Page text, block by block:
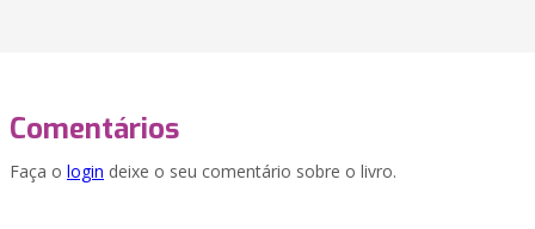
Comentários
Faça o login deixe o seu comentário sobre o livro.